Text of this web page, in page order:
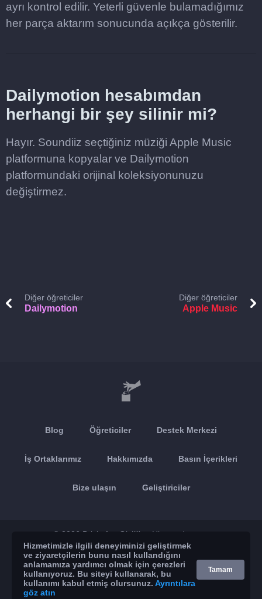
ayrı kontrol edilir. Yeterli güvenle bulamadığımız
her parça aktarım sonucunda açıkça gösterilir.
Dailymotion hesabımdan
herhangi bir şey silinir mi?
Hayır. Soundiiz seçtiğiniz müziği Apple Music
platformuna kopyalar ve Dailymotion
platformundaki orijinal koleksiyonunuzu
değiştirmez.
Diğer öğreticiler
Dailymotion
Diğer öğreticiler
Apple Music
Blog Öğreticiler Destek Merkezi
İş Ortaklarımız Hakkımızda Basın İçerikleri
Bize ulaşın Geliştiriciler
© 2026 Brickoft Gizlilik Hizmet durumu
App Store Google Play
Hizmetimizle ilgili deneyiminizi geliştirmek
ve ziyaretçilerin bunu nasıl kullandığını
anlamamıza yardımcı olmak için çerezleri
kullanıyoruz. Bu siteyi kullanarak, bu
kullanımı kabul etmiş olursunuz. Ayrıntılara
göz atın
Tamam